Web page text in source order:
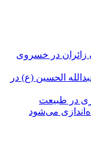
زائران در خسروی
الحسین (ع) در
در طبیعت
می‌شود